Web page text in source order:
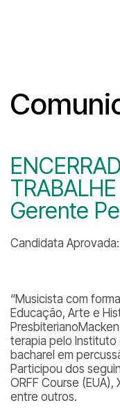
Gerente
Candidata
“Musicista com
Educação, Arte e
terapia pelo Instituto
bacharel em
Participou dos
ORFF Course (EUA),
entre outros.